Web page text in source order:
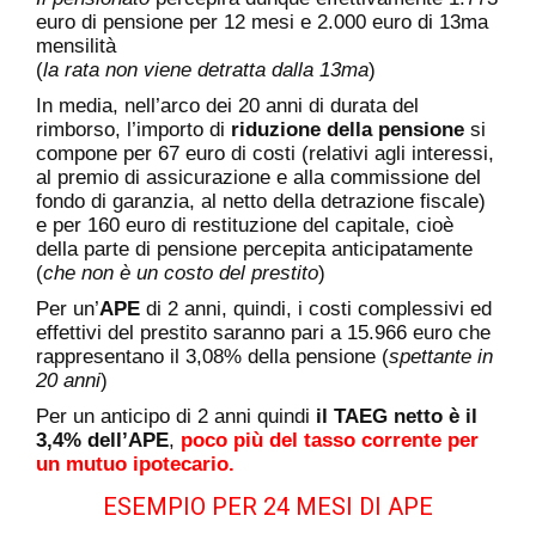
euro di pensione per 12 mesi e 2.000 euro di 13ma
mensilità
(la rata non viene detratta dalla 13ma)
In media, nell’arco dei 20 anni di durata del
rimborso, l’importo di riduzione della pensione si
compone per 67 euro di costi (relativi agli interessi,
al premio di assicurazione e alla commissione del
fondo di garanzia, al netto della detrazione fiscale)
e per 160 euro di restituzione del capitale, cioè
della parte di pensione percepita anticipatamente
(che non è un costo del prestito)
Per un’APE di 2 anni, quindi, i costi complessivi ed
effettivi del prestito saranno pari a 15.966 euro che
rappresentano il 3,08% della pensione (spettante in
20 anni)
Per un anticipo di 2 anni quindi il TAEG netto è il
3,4% dell’APE, poco più del tasso corrente per
un mutuo ipotecario.
ESEMPIO PER 24 MESI DI APE